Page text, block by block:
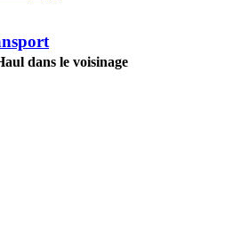
dans le voisinage